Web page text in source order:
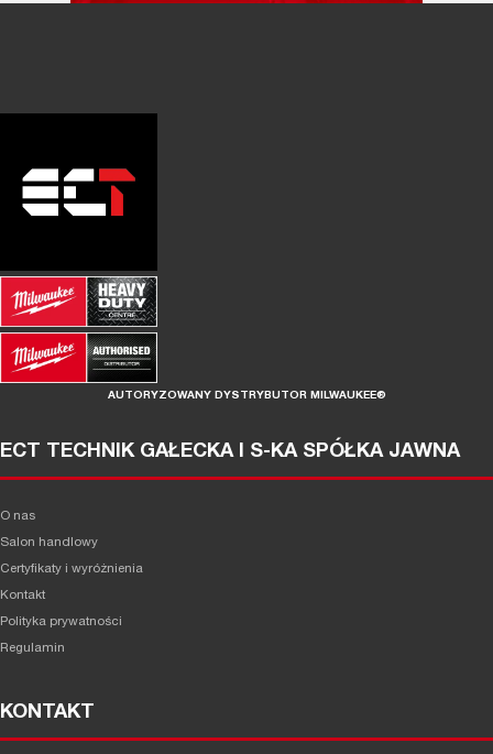
AUTORYZOWANY DYSTRYBUTOR MILWAUKEE®
ECT TECHNIK GAŁECKA I S-KA SPÓŁKA JAWNA
O nas
Salon handlowy
Certyfikaty i wyróżnienia
Kontakt
Polityka prywatności
Regulamin
KONTAKT